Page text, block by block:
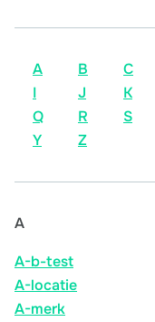
A B C
I
J K
Q
R S
Y
Z
A
A-b-test
A-locatie
A-merk